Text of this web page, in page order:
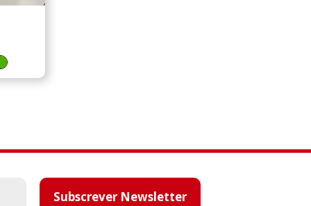
Subscrever Newsletter